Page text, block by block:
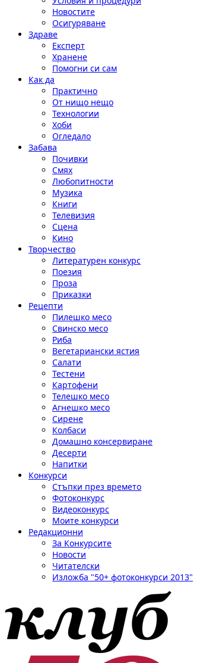
Новостите
Осигуряване
Здраве
Експерт
Хранене
Помогни си сам
Как да
Практично
От нищо нещо
Технологии
Хоби
Огледало
Забава
Почивки
Смях
Любопитности
Музика
Книги
Телевизия
Сцена
Кино
Творчество
Литературен конкурс
Поезия
Проза
Приказки
Рецепти
Пилешко месо
Свинско месо
Риба
Вегетариански ястия
Салати
Тестени
Картофени
Телешко месо
Агнешко месо
Сирене
Колбаси
Домашно консервиране
Десерти
Напитки
Конкурси
Стъпки през времето
Фотоконкурс
Видеоконкурс
Моите конкурси
Редакционни
За Конкурсите
Новости
Читателски
Изложба "50+ фотоконкурси 2013"